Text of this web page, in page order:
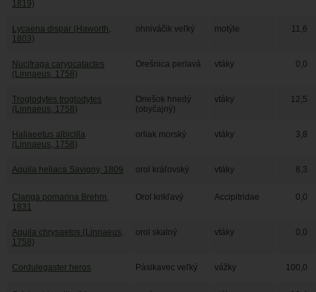
1819)
Lycaena dispar (Haworth,
1803)
ohniváčik veľký motýle 11,6
Nucifraga caryocatactes
(Linnaeus, 1758)
Orešnica perlavá vtáky 0,0
Troglodytes troglodytes
(Linnaeus, 1758)
Oriešok hnedý
(obyčajný)
vtáky 12,5
Haliaeetus albicilla
(Linnaeus, 1758)
orliak morský vtáky 3,8
Aquila heliaca Savigny, 1809 orol kráľovský vtáky 8,3
Clanga pomarina Brehm,
1831
Orol krikľavý Accipitridae 0,0
Aquila chrysaetos (Linnaeus,
1758)
orol skalný vtáky 0,0
Cordulegaster heros Pásikavec veľký vážky 100,0